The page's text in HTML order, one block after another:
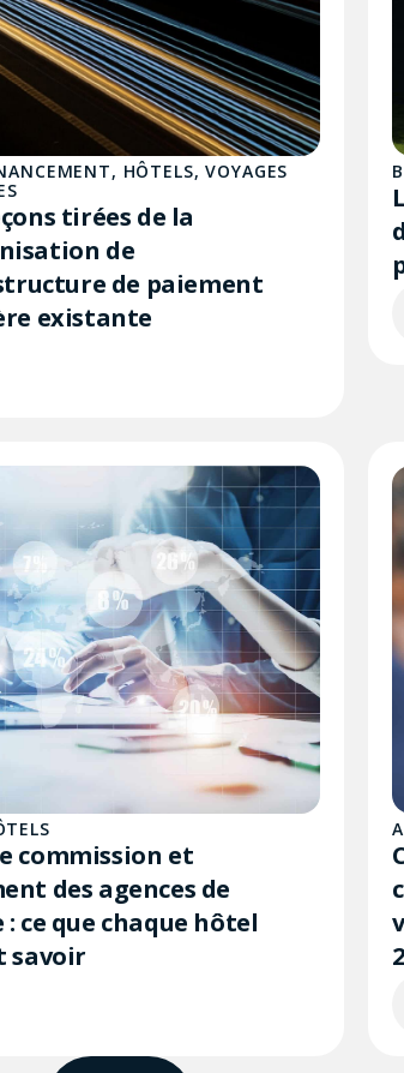
, HÔTELS,VOYAGES
tirées de la
de
de paiement
existante
commission et
des agences de
: ce que chaque hôtel
savoir